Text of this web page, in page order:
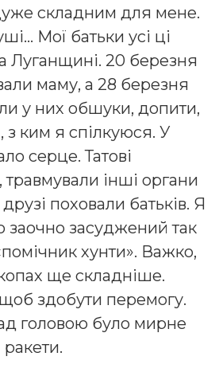
складним для мене.
Мої батьки усі ці
Луганщині. 20 березня
маму, а 28 березня
у них обшуки, допити,
з ким я спілкуюся. У
серце. Татові
інші органи
поховали батьків. Я
заочно засуджений так
хунти». Важко,
ще складніше.
здобути перемогу.
головою було мирне
ракети.